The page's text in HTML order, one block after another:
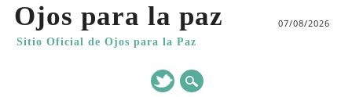
Ojos para la paz
Sitio Oficial de Ojos para la Paz
07/08/2026